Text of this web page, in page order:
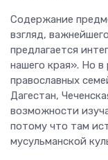
Содержание
взгляд,
предлагается
нашего края». Но в
православных
Дагестан,
возможности
потому что там
мусульманской